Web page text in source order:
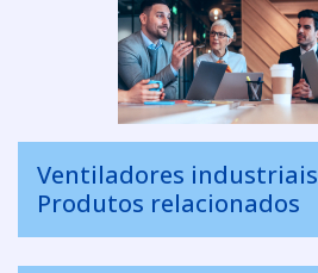
Ventiladores industriais
Produtos relacionados